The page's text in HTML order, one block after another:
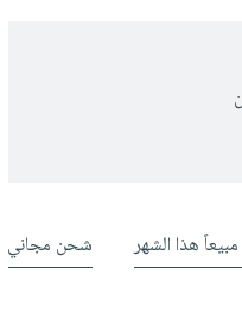
مبيعاً هذا الشهر شحن مجاني